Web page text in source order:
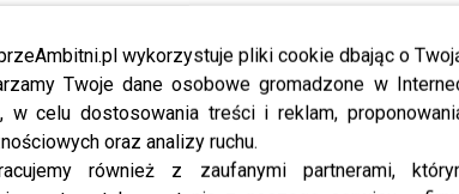
wykorzystuje pliki cookie dbając o
Twoje dane osobowe gromadzone w
w celu dostosowania treści i reklam,
oraz analizy ruchu.
również z zaufanymi partnerami,